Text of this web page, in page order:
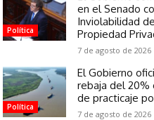
Política
en el Senado
Inviolabilidad
Propiedad
7 de agosto de 2026
Política
El Gobierno
rebaja del 20%
de practicaje
7 de agosto de 2026